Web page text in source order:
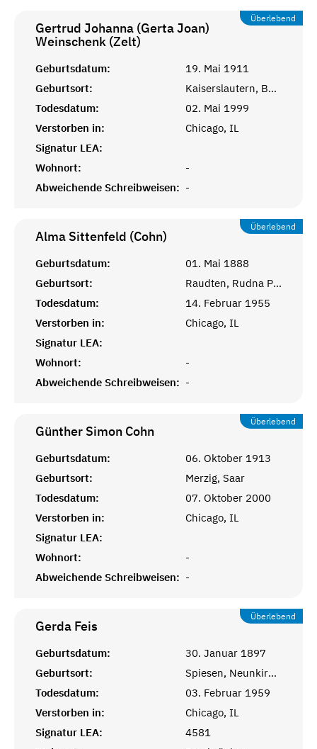
Überlebend
Gertrud Johanna (Gerta Joan)
Weinschenk (Zelt)
Geburtsdatum:
19. Mai 1911
Geburtsort:
Kaiserslautern, Bayr. Pfalz
Todesdatum:
02. Mai 1999
Verstorben in:
Chicago, IL
Signatur LEA:
Wohnort:
-
Abweichende Schreibweisen: -
Überlebend
Alma Sittenfeld (Cohn)
Geburtsdatum:
01. Mai 1888
Geburtsort:
Raudten, Rudna Polen
Todesdatum:
14. Februar 1955
Verstorben in:
Chicago, IL
Signatur LEA:
Wohnort:
-
Abweichende Schreibweisen: -
Überlebend
Günther Simon Cohn
Geburtsdatum:
06. Oktober 1913
Geburtsort:
Merzig, Saar
Todesdatum:
07. Oktober 2000
Verstorben in:
Chicago, IL
Signatur LEA:
Wohnort:
-
Abweichende Schreibweisen: -
Überlebend
Gerda Feis
Geburtsdatum:
30. Januar 1897
Geburtsort:
Spiesen, Neunkirchen
Todesdatum:
03. Februar 1959
Verstorben in:
Chicago, IL
Signatur LEA:
4581